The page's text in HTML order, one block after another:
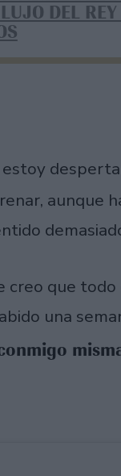
DEL
aunque
creo que
una